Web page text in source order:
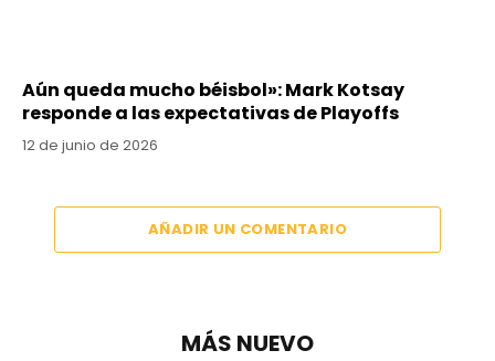
Aún queda mucho béisbol»: Mark Kotsay
responde a las expectativas de Playoffs
12 de junio de 2026
AÑADIR UN COMENTARIO
MÁS NUEVO